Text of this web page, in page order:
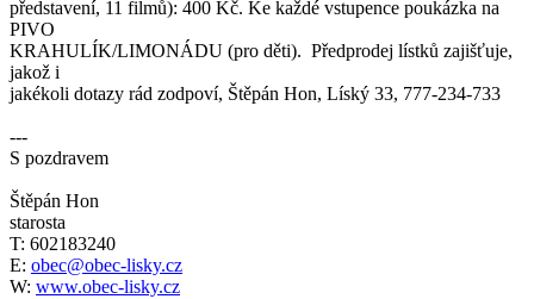
představení, 11 filmů): 400 Kč. Ke každé vstupence poukázka na
PIVO
KRAHULÍK/LIMONÁDU (pro děti). Předprodej lístků zajišťuje,
jakož i
jakékoli dotazy rád zodpoví, Štěpán Hon, Líský 33, 777-234-733
---
S pozdravem
Štěpán Hon
starosta
T: 602183240
E: obec@obec-lisky.cz
W: www.obec-lisky.cz